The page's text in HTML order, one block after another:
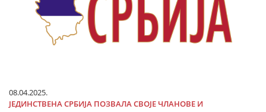
08.04.2025.
ЈЕДИНСТВЕНА СРБИЈА ПОЗВАЛА СВОЈЕ ЧЛАНОВЕ И